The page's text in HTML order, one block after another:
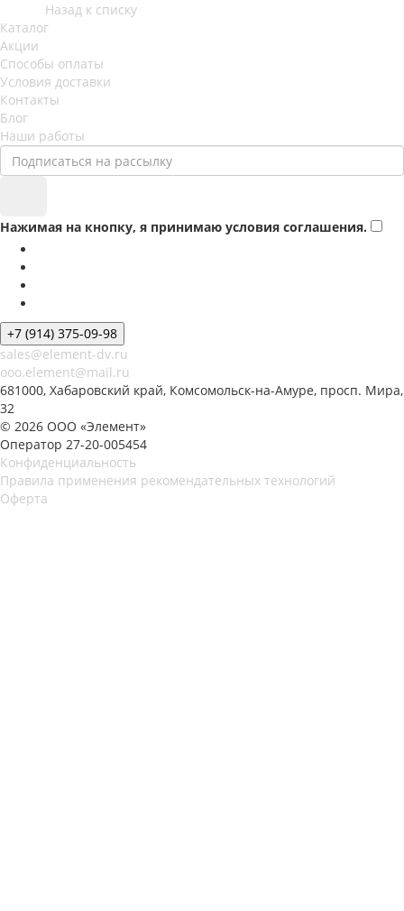
Назад к списку
Каталог
Акции
Способы оплаты
Условия доставки
Контакты
Блог
Наши работы
Нажимая на кнопку, я принимаю условия соглашения.
+7 (914) 375-09-98
sales@element-dv.ru
ooo.element@mail.ru
681000, Хабаровский край, Комсомольск-на-Амуре, просп. Мира,
32
© 2026 ООО «Элемент»
Оператор 27-20-005454
Конфиденциальность
Правила применения рекомендательных технологий
Оферта